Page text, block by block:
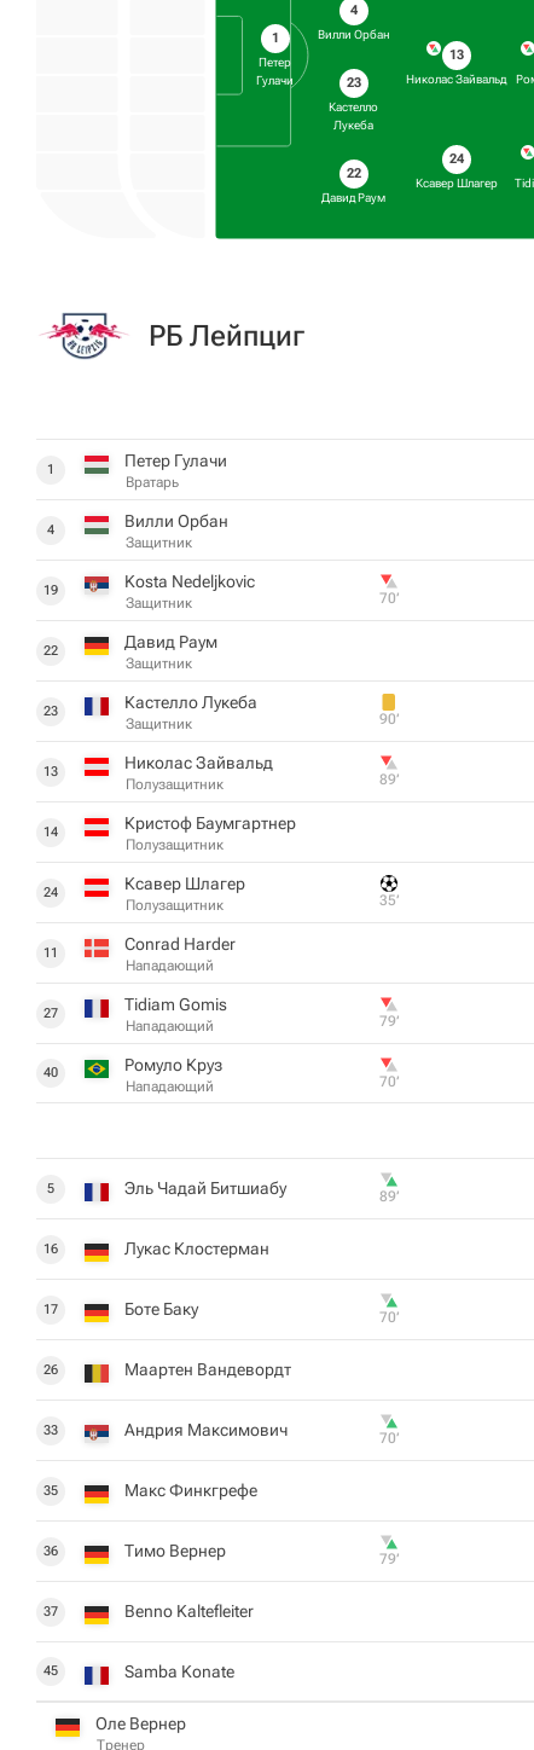
1
Петер
Гулачи
4
Вилли Орбан
23
Кастелло
Лукеба
22
Давид Раум
13
Николас Зайвальд
24
Ксавер Шлагер
РБ Лейпциг
1 Петер Гулачи
Вратарь
4 Вилли Орбан
Защитник
19 Kosta Nedeljkovic
Защитник 70‎’‎
22 Давид Раум
Защитник
23 Кастелло Лукеба
Защитник 90‎’‎
13 Николас Зайвальд
Полузащитник 89‎’‎
14 Кристоф Баумгартнер
Полузащитник
24 Ксавер Шлагер
Полузащитник 35‎’‎
11 Conrad Harder
Нападающий
27 Tidiam Gomis
Нападающий 79‎’‎
40 Ромуло Круз
Нападающий 70‎’‎
5 Эль Чадай Битшиабу 89‎’‎
16 Лукас Клостерман
17 Боте Баку 70‎’‎
26 Маартен Вандевордт
33 Андрия Максимович 70‎’‎
35 Макс Финкгрефе
36 Тимо Вернер 79‎’‎
37 Benno Kaltefleiter
45 Samba Konate
Оле Вернер
Тренер